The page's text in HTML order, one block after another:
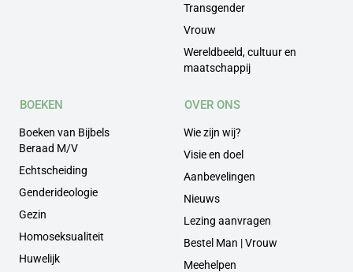
Transgender
Vrouw
Wereldbeeld, cultuur en
maatschappij
BOEKEN
Boeken van Bijbels
Beraad M/V
Echtscheiding
Genderideologie
Gezin
Homoseksualiteit
Huwelijk
OVER ONS
Wie zijn wij?
Visie en doel
Aanbevelingen
Nieuws
Lezing aanvragen
Bestel Man | Vrouw
Meehelpen